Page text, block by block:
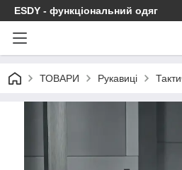
ESDY - функціональний одяг
ТОВАРИ Рукавиці